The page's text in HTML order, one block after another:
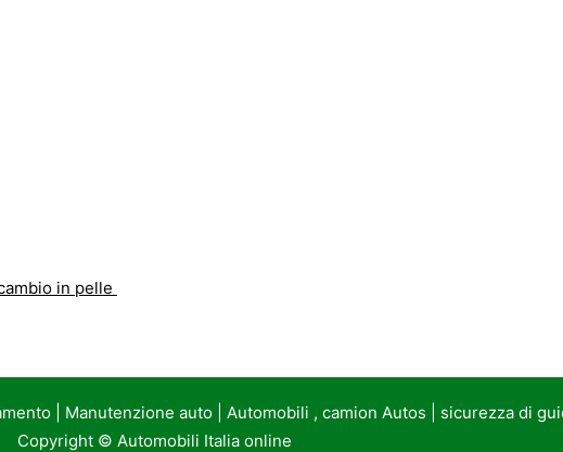
in pelle
| Manutenzione auto| Automobili , camion Autos sicurezza di
Copyright © Automobili Italia online